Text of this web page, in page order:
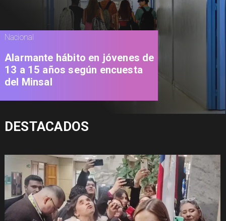
Nacional
Alarmante hábito en jóvenes de
13 a 15 años según encuesta
del Minsal
DESTACADOS